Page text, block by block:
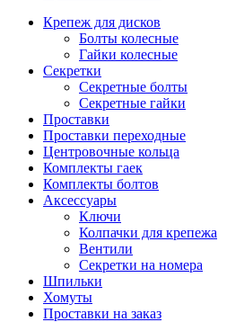
Крепеж для дисков
Болты колесные
Гайки колесные
Секретки
Секретные болты
Секретные гайки
Проставки
Проставки переходные
Центровочные кольца
Комплекты гаек
Комплекты болтов
Аксессуары
Ключи
Колпачки для крепежа
Вентили
Секретки на номера
Шпильки
Хомуты
Проставки на заказ